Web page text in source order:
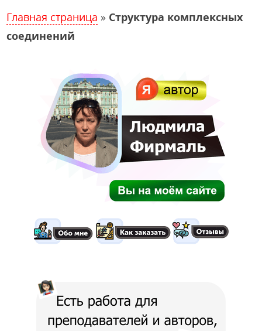
Главная страница » Структура комплексных
соединений